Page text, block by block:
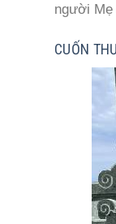
người Mẹ
CUỐN